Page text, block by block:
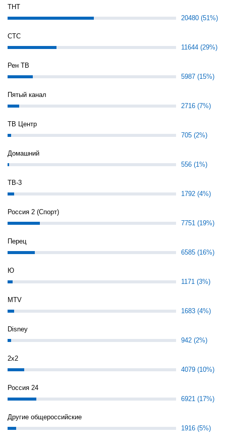
ТНТ
20480 (51%)
СТС
11644 (29%)
Рен ТВ
5987 (15%)
Пятый канал
2716 (7%)
ТВ Центр
705 (2%)
Домашний
556 (1%)
ТВ-3
1792 (4%)
Россия 2 (Спорт)
7751 (19%)
Перец
6585 (16%)
Ю
1171 (3%)
MTV
1683 (4%)
Disney
942 (2%)
2х2
4079 (10%)
Россия 24
6921 (17%)
Другие общероссийские
1916 (5%)